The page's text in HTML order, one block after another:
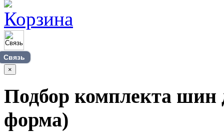
Связь
×
Подбор комплекта шин
форма)